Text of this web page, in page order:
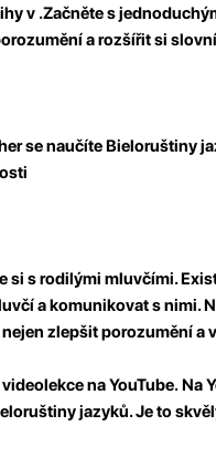
v .Začněte s
a rozšířit si
se naučíte Bieloruštiny
si s rodilými mluvčími.
a komunikovat s nimi.
zlepšit porozumění a
na YouTube.Na
jazyků. Je to